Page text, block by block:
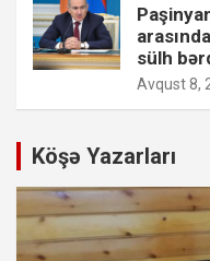
sülh
Avqust 8,
Köşə Yazarları